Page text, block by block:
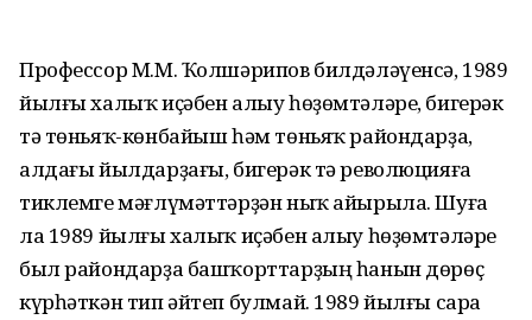
Профессор М.М. Ҡолшәрипов билдәләүенсә, 1989
йылғы халыҡ иҫәбен алыу һөҙөмтәләре, бигерәк
тә төньяҡ-көнбайыш һәм төньяҡ райондарҙа,
алдағы йылдарҙағы, бигерәк тә революцияға
тиклемге мәғлүмәттәрҙән ныҡ айырыла. Шуға
ла 1989 йылғы халыҡ иҫәбен алыу һөҙөмтәләре
был райондарҙа башҡорттарҙың һанын дөрөҫ
күрһәткән тип әйтеп булмай. 1989 йылғы сара